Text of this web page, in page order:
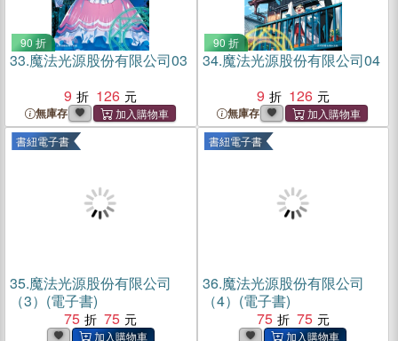
90 折
33.魔法光源股份有限公司03
9
126
無庫存
90 折
34.魔法光源股份有限公司04
9
126
無庫存
書紐電子書
35.魔法光源股份有限公司
（3）(電子書)
75
75
書紐電子書
36.魔法光源股份有限公司
（4）(電子書)
75
75